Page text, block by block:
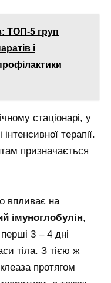
ТОП-5 груп
і
стаціонарі, у
терапії.
призначається
впливає на
імуноглобулін,
3 – 4 дні
тіла. З тією ж
протягом